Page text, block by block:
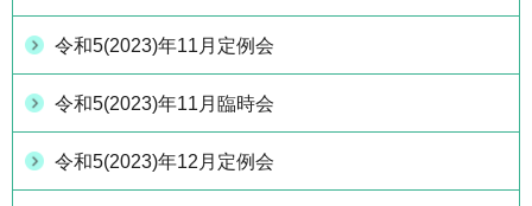
令和5(2023)年11月定例会
令和5(2023)年11月臨時会
令和5(2023)年12月定例会